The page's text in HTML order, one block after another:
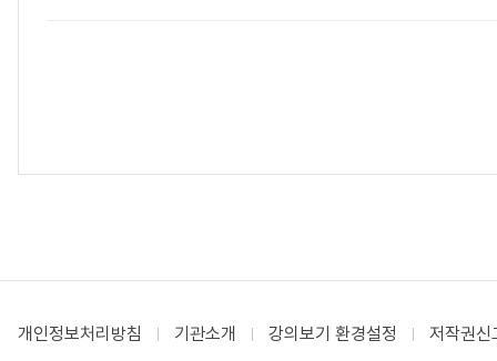
개인정보처리방침 기관소개 강의보기 환경설정 저작권신